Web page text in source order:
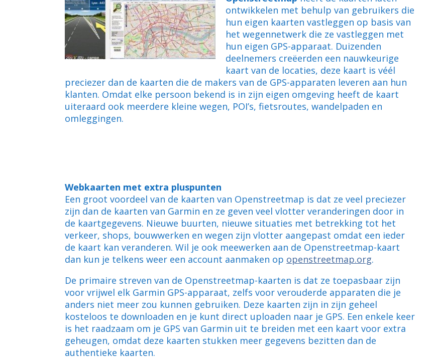
ontwikkelen met behulp van gebruikers die
hun eigen kaarten vastleggen op basis van
het wegennetwerk die ze vastleggen met
hun eigen GPS-apparaat. Duizenden
deelnemers creëerden een nauwkeurige
kaart van de locaties, deze kaart is véél
preciezer dan de kaarten die de makers van de GPS-apparaten leveren aan hun
klanten. Omdat elke persoon bekend is in zijn eigen omgeving heeft de kaart
uiteraard ook meerdere kleine wegen, POI’s, fietsroutes, wandelpaden en
omleggingen.
Webkaarten met extra pluspunten
Een groot voordeel van de kaarten van Openstreetmap is dat ze veel preciezer
zijn dan de kaarten van Garmin en ze geven veel vlotter veranderingen door in
de kaartgegevens. Nieuwe buurten, nieuwe situaties met betrekking tot het
verkeer, shops, bouwwerken en wegen zijn vlotter aangepast omdat een ieder
de kaart kan veranderen. Wil je ook meewerken aan de Openstreetmap-kaart
dan kun je telkens weer een account aanmaken op openstreetmap.org.
De primaire streven van de Openstreetmap-kaarten is dat ze toepasbaar zijn
voor vrijwel elk Garmin GPS-apparaat, zelfs voor verouderde apparaten die je
anders niet meer zou kunnen gebruiken. Deze kaarten zijn in zijn geheel
kosteloos te downloaden en je kunt direct uploaden naar je GPS. Een enkele keer
is het raadzaam om je GPS van Garmin uit te breiden met een kaart voor extra
geheugen, omdat deze kaarten stukken meer gegevens bezitten dan de
authentieke kaarten.